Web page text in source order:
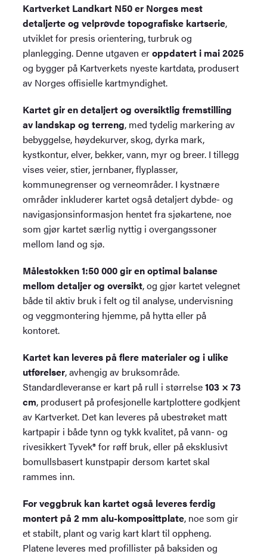
Kartverket Landkart N50 er Norges mest
detaljerte og velprøvde topografiske kartserie,
utviklet for presis orientering, turbruk og
planlegging. Denne utgaven eroppdatert i mai 2025
og bygger på Kartverkets nyeste kartdata, produsert
av Norges offisielle kartmyndighet.
Kartet gir en detaljert og oversiktlig fremstilling
av landskap og terreng, med tydelig markering av
bebyggelse, høydekurver, skog, dyrka mark,
kystkontur, elver, bekker, vann, myr og breer. I tillegg
vises veier, stier, jernbaner, flyplasser,
kommunegrenser og verneområder. I kystnære
områder inkluderer kartet også detaljert dybde- og
navigasjonsinformasjon hentet fra sjøkartene, noe
som gjør kartet særlig nyttig i overgangssoner
mellom land og sjø.
Målestokken 1:50 000 gir en optimal balanse
mellom detaljer og oversikt, og gjør kartet velegnet
både til aktiv bruk i felt og til analyse, undervisning
og veggmontering hjemme, på hytta eller på
kontoret.
Kartet kan leveres på flere materialer og i ulike
utførelser, avhengig av bruksområde.
Standardleveranse er kart på rull i størrelse103 × 73
cm, produsert på profesjonelle kartplottere godkjent
av Kartverket. Det kan leveres på ubestrøket matt
kartpapir i både tynn og tykk kvalitet, på vann- og
rivesikkert Tyvek® for røff bruk, eller på eksklusivt
bomullsbasert kunstpapir dersom kartet skal
rammes inn.
For veggbruk kan kartet også leveres ferdig
montert på 2 mm alu-komposittplate, noe som gir
et stabilt, plant og varig kart klart til oppheng.
Platene leveres med profillister på baksiden og